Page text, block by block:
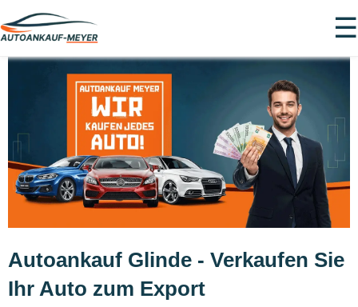
☰
Autoankauf Glinde - Verkaufen Sie
Ihr Auto zum Export